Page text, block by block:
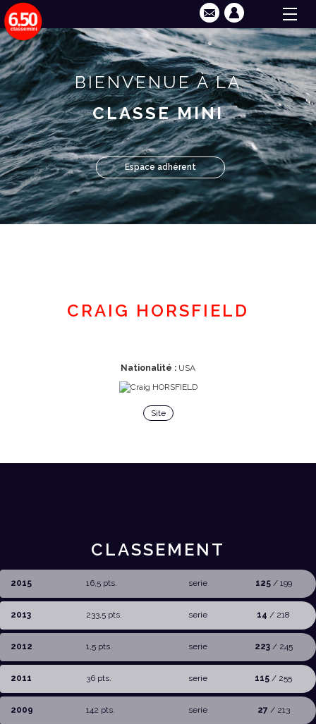
BIENVENUE À LA
CLASSE MINI
Espace adhérent
CRAIG HORSFIELD
Nationalité : USA
Site
CLASSEMENT
2015 16,5 pts. serie 125/ 199
2013 233,5 pts. serie 14 / 218
2012 1,5 pts. serie 223/ 245
2011 36 pts. serie 115 / 255
2009 142 pts. serie 27 / 213